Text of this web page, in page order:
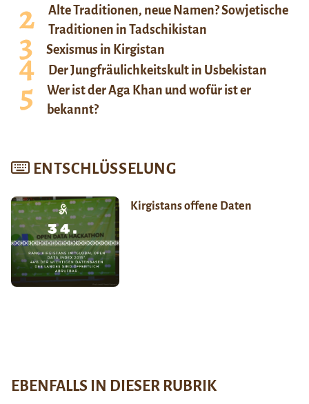
Alte Traditionen, neue Namen? Sowjetische
Traditionen in Tadschikistan
Sexismus in Kirgistan
Der Jungfräulichkeitskult in Usbekistan
Wer ist der Aga Khan und wofür ist er
bekannt?
ENTSCHLÜSSELUNG
Kirgistans offene Daten
EBENFALLS IN DIESER RUBRIK